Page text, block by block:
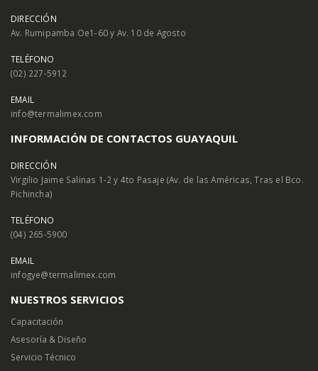
DIRECCIÓN
Av. Rumipamba Oe1-60 y Av. 10 de Agosto
TELÉFONO
(02) 227-5912
EMAIL
info@termalimex.com
INFORMACIÓN DE CONTACTOS GUAYAQUIL
DIRECCIÓN
Virgilio Jaime Salinas 1-2 y 4to Pasaje (Av. de las Américas, Tras el Bco.
Pichincha)
TELÉFONO
(04) 265-5900
EMAIL
infogye@termalimex.com
NUESTROS SERVICIOS
Capacitación
Asesoría & Diseño
Servicio Técnico